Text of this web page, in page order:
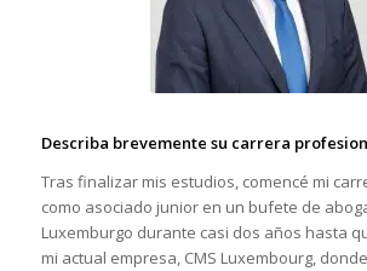
Describa brevemente su carrera
Tras finalizar mis estudios, comencé mi
como asociado junior en un bufete de
Luxemburgo durante casi dos años hasta
mi actual empresa, CMS Luxembourg,